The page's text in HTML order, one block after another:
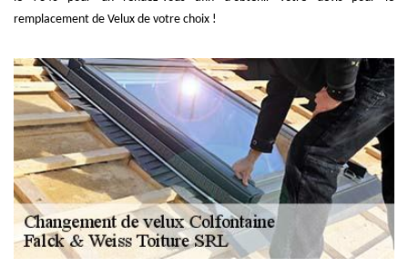
remplacement de Velux de votre choix !